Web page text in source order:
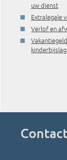
uw dienst
Extralegale
Verlof en
kinderbijslag